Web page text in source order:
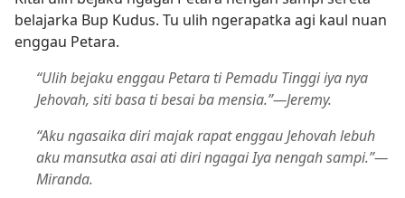
belajarka Bup Kudus. Tu ulih ngerapatka agi kaul nuan
enggau Petara.
“Ulih bejaku enggau Petara ti Pemadu Tinggi iya nya
Jehovah, siti basa ti besai ba mensia.”​—Jeremy.
“Aku ngasaika diri majak rapat enggau Jehovah lebuh
aku mansutka asai ati diri ngagai Iya nengah sampi.”​—
Miranda.